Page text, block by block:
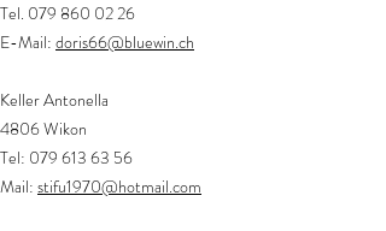
Tel. 079 860 02 26
E-Mail: doris66@bluewin.ch
Keller Antonella
4806 Wikon
Tel: 079 613 63 56
Mail: stifu1970@hotmail.com